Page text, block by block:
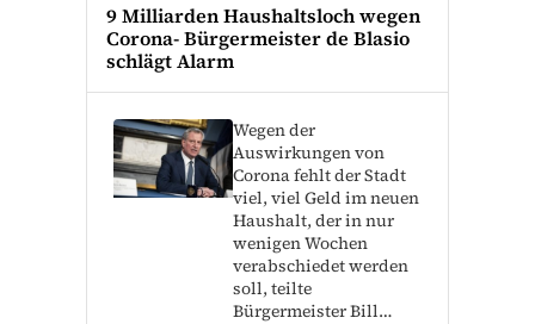
9 Milliarden Haushaltsloch wegen
Corona- Bürgermeister de Blasio
schlägt Alarm
Wegen der
Auswirkungen von
Corona fehlt der Stadt
viel, viel Geld im neuen
Haushalt, der in nur
wenigen Wochen
verabschiedet werden
soll, teilte
Bürgermeister Bill…